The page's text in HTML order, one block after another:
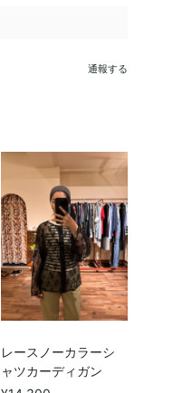
通報する
レースノーカラーシ
ャツカーディガン